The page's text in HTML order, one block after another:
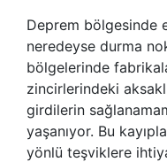
Deprem bölgesinde
neredeyse durma
bölgelerinde
zincirlerindeki
girdilerin
yaşanıyor. Bu
yönlü teşviklere